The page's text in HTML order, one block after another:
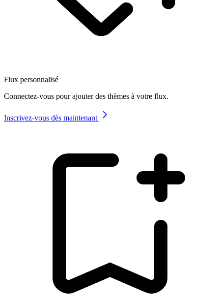
Flux personnalisé
Connectez-vous pour ajouter des thèmes à votre flux.
Inscrivez-vous dès maintenant